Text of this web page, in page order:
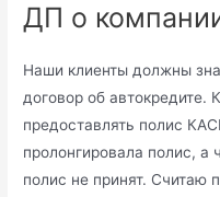
ДП о
Наши клиенты должны
договор об
предоставлять полис
пролонгировала полис,
полис не принят. Считаю